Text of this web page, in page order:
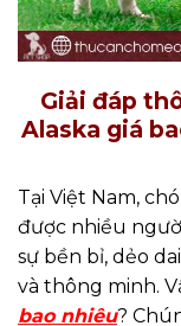
Giải đáp
Alaska giá
Tại Việt Nam,
được nhiều
sự bền bỉ, dẻo
và thông minh.
bao nhiêu?